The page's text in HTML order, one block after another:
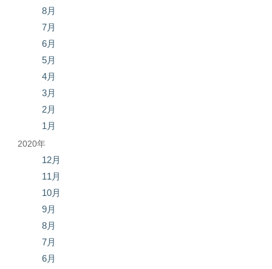
8月
7月
6月
5月
4月
3月
2月
1月
2020年
12月
11月
10月
9月
8月
7月
6月